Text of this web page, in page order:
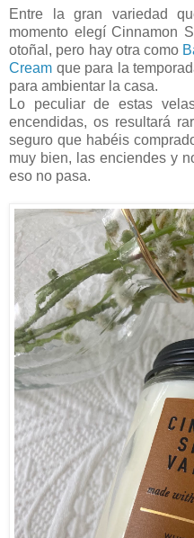
Entre la gran variedad
momento elegí Cinnamon
otoñal, pero hay otra como
Cream que para la
para ambientar la casa.
Lo peculiar de estas
encendidas, os resultará
seguro que habéis
muy bien, las enciendes y
eso no pasa.